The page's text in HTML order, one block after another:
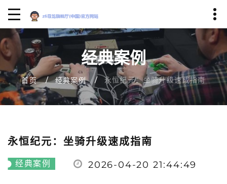
经典案例
首页 经典案例 永恒纪元：坐骑升级速成指南
永恒纪元：坐骑升级速成指南
经典案例 2026-04-20 21:44:49